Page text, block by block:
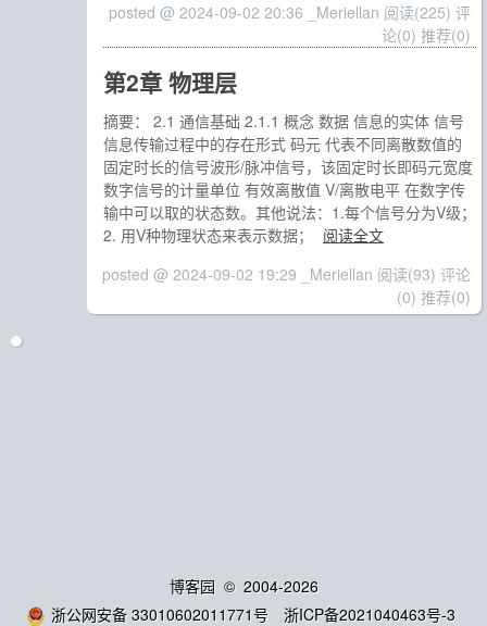
posted @ 2024-09-02 20:36 _Meriellan 阅读(225) 评
论(0) 推荐(0)
第2章 物理层
摘要： 2.1 通信基础 2.1.1 概念 数据 信息的实体 信号
信息传输过程中的存在形式 码元 代表不同离散数值的
固定时长的信号波形/脉冲信号，该固定时长即码元宽度
数字信号的计量单位 有效离散值 V/离散电平 在数字传
输中可以取的状态数。其他说法：1.每个信号分为V级；
2. 用V种物理状态来表示数据；
阅读全文
posted @ 2024-09-02 19:29 _Meriellan 阅读(93) 评论
(0) 推荐(0)
博客园 © 2004-2026
浙公网安备 33010602011771号
浙ICP备2021040463号-3